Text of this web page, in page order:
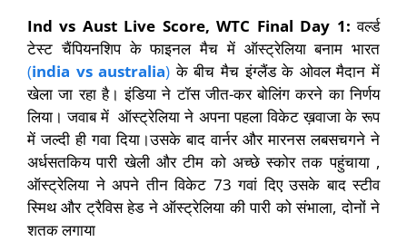
Ind vs Aust Live Score, WTC Final Day 1: वर्ल्ड
टेस्ट चैंपियनशिप के फाइनल मैच में ऑस्ट्रेलिया बनाम भारत
(india vs australia) के बीच मैच इंग्लैंड के ओवल मैदान में
खेला जा रहा है। इंडिया ने टॉस जीत-कर बोलिंग करने का निर्णय
लिया। जवाब में ऑस्ट्रेलिया ने अपना पहला विकेट ख़वाजा के रूप
में जल्दी ही गवा दिया।उसके बाद वार्नर और मारनस लबसचगने ने
अर्धसतकिय पारी खेली और टीम को अच्छे स्कोर तक पहुंचाया ,
ऑस्ट्रेलिया ने अपने तीन विकेट 73 गवां दिए उसके बाद स्टीव
स्मिथ और ट्रैविस हेड ने ऑस्ट्रेलिया की पारी को संभाला, दोनों ने
शतक लगाया